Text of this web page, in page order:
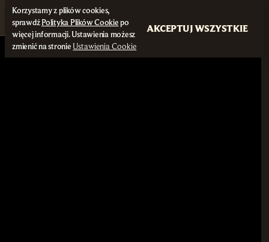
Korzystamy z plików cookies,
sprawdźPolityka Plików Cookiepo
więcej informacji. Ustawienia możesz
zmienić na stronie Ustawienia Cookie
AKCEPTUJ WSZYSTKIE